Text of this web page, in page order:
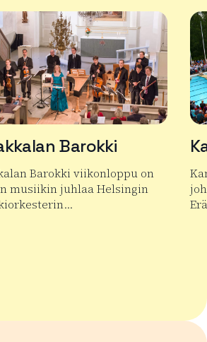
Barokki
Barokki viikonloppu on
musiikin juhlaa Helsingin